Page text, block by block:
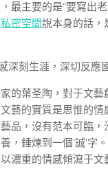
最主要的是“要寫出
私密空間說本身的話，
深刻生涯，深切反應
的葉圣陶，對于文藝
藝的實質是思惟的情
品，沒有范本可臨，
，錘煉到一個‘誠’字
濃重的情感傾瀉于文